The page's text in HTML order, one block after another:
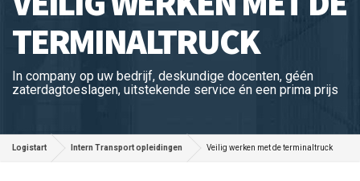
TERMINALTRUCK
In company op uw bedrijf, deskundige docenten, géén
zaterdagtoeslagen, uitstekende service én een prima prijs
Logistart Intern Transport opleidingen Veilig werken met de terminaltruck